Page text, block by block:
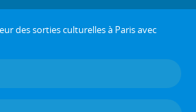
des sorties culturelles à Paris avec